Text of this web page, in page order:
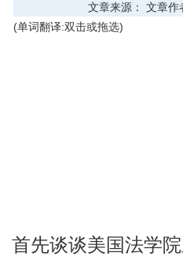
文章来源： 文章
(单词翻译:双击或拖选)
首先谈谈美国法学